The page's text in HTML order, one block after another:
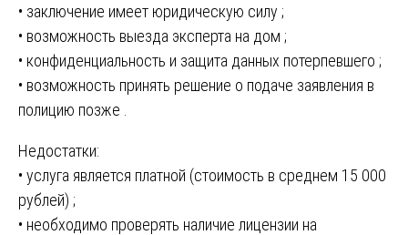
• заключение имеет юридическую силу ;
• возможность выезда эксперта на дом ;
• конфиденциальность и защита данных потерпевшего ;
• возможность принять решение о подаче заявления в
полицию позже .
Недостатки:
• услуга является платной (стоимость в среднем 15 000
рублей) ;
• необходимо проверять наличие лицензии на